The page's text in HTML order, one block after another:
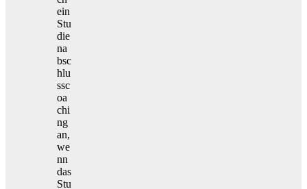
ein
Stu
die
na
bsc
hlu
ssc
oa
chi
ng
an,
we
nn
das
Stu